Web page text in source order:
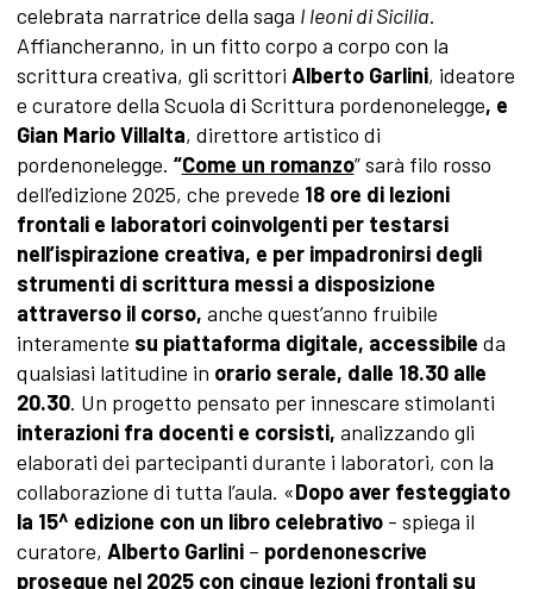
celebrata narratrice della saga I leoni di Sicilia.
Affiancheranno, in un fitto corpo a corpo con la
scrittura creativa, gli scrittori Alberto Garlini, ideatore
e curatore della Scuola di Scrittura pordenonelegge, e
Gian Mario Villalta, direttore artistico di
pordenonelegge. “Come un romanzo” sarà filo rosso
dell’edizione 2025, che prevede 18 ore di lezioni
frontali e laboratori coinvolgenti per testarsi
nell’ispirazione creativa, e per impadronirsi degli
strumenti di scrittura messi a disposizione
attraverso il corso, anche quest’anno fruibile
interamente su piattaforma digitale, accessibile da
qualsiasi latitudine in orario serale, dalle 18.30 alle
20.30. Un progetto pensato per innescare stimolanti
interazioni fra docenti e corsisti, analizzando gli
elaborati dei partecipanti durante i laboratori, con la
collaborazione di tutta l’aula. «Dopo aver festeggiato
la 15^ edizione con un libro celebrativo - spiega il
curatore, Alberto Garlini – pordenonescrive
prosegue nel 2025 con cinque lezioni frontali su